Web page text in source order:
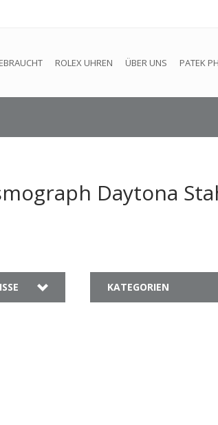
ROLEX UHREN ÜBER UNS PATEK
Daytona
KATEGORIEN
Eventuell können nicht alle